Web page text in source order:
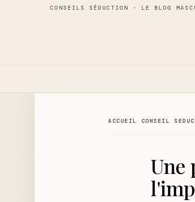
CONSEILS SÉDUCTION · LE BLOG
ACCUEIL CONSEIL
Une